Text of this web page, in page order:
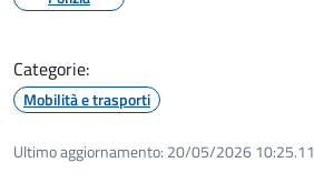
Categorie:
Mobilità e trasporti
Ultimo aggiornamento: 20/05/2026 10:25.11